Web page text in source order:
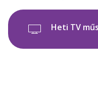
Heti TV